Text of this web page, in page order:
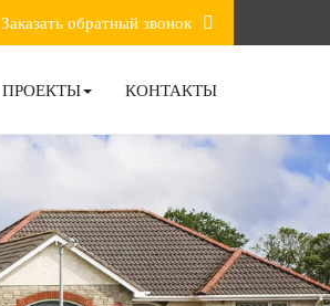
Заказать обратный звонок
ПРОЕКТЫ КОНТАКТЫ